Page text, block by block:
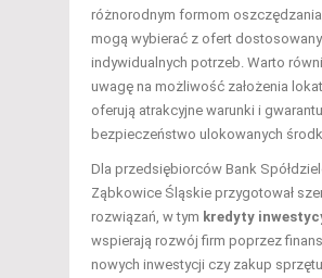
różnorodnym formom
mogą wybierać z ofert
indywidualnych potrzeb. Warto
uwagę na możliwość założenia
oferują atrakcyjne warunki i
bezpieczeństwo ulokowanych
Dla przedsiębiorców Bank
Ząbkowice Śląskie przygotował
rozwiązań, w tym kredyty
wspierają rozwój firm poprzez
nowych inwestycji czy zakup